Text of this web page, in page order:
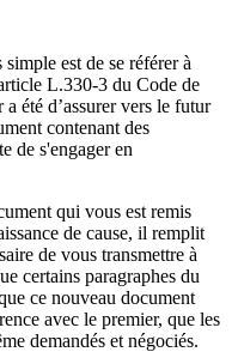
est de se référer à
L.330-3 du Code de
été d’assurer vers le futur
contenant des
de s'engager en
qui vous est remis
de cause, il remplit
de vous transmettre à
certains paragraphes du
ce nouveau document
avec le premier, que les
demandés et négociés.